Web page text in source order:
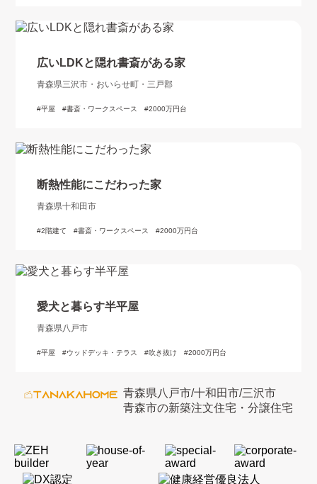
広いLDKと隠れ書斎がある家
青森県三沢市・おいらせ町・三戸郡
平屋 書斎・ワークスペース 2000万円台
断熱性能にこだわった家
青森県十和田市
2階建て 書斎・ワークスペース 2000万円台
愛犬と暮らす半平屋
青森県八戸市
平屋 ウッドデッキ・テラス 吹き抜け 2000万円台
青森県八戸市/十和田市/三沢市
青森市の新築注文住宅・分譲住宅